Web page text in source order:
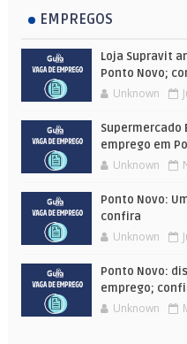
EMPREGOS
Loja Supravit
Ponto Novo;
Unknown
Supermercado
emprego em
Unknown
Ponto Novo:
confira
Unknown
Ponto Novo:
emprego;
Unknown